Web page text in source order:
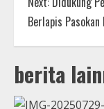
Berlapis Pasokan
berita